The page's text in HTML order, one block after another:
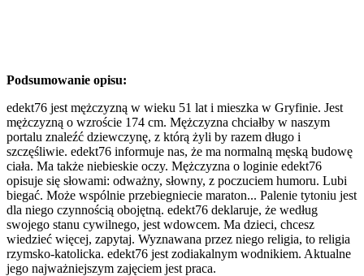
Podsumowanie opisu:
edekt76 jest mężczyzną w wieku 51 lat i mieszka w Gryfinie. Jest
mężczyzną o wzroście 174 cm. Mężczyzna chciałby w naszym
portalu znaleźć dziewczynę, z którą żyli by razem długo i
szczęśliwie. edekt76 informuje nas, że ma normalną męską budowę
ciała. Ma także niebieskie oczy. Mężczyzna o loginie edekt76
opisuje się słowami: odważny, słowny, z poczuciem humoru. Lubi
biegać. Może wspólnie przebiegniecie maraton... Palenie tytoniu jest
dla niego czynnością obojętną. edekt76 deklaruje, że według
swojego stanu cywilnego, jest wdowcem. Ma dzieci, chcesz
wiedzieć więcej, zapytaj. Wyznawana przez niego religia, to religia
rzymsko-katolicka. edekt76 jest zodiakalnym wodnikiem. Aktualne
jego najważniejszym zajęciem jest praca.